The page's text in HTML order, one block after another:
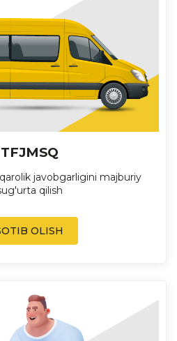
TFJMSQ
javobgarligini majburiy
qilish
OLISH